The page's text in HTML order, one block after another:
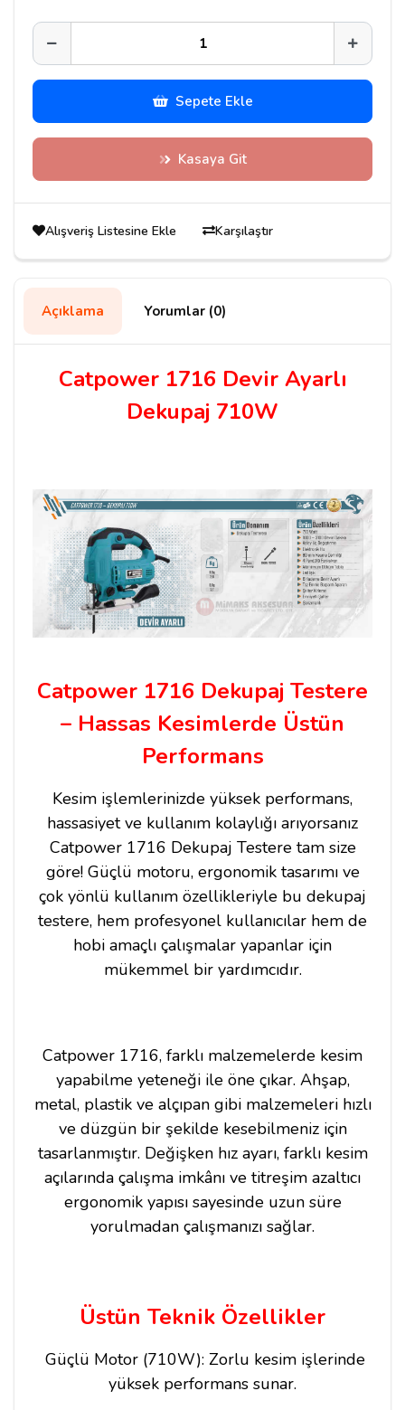
Sepete Ekle
Kasaya Git
Alışveriş Listesine Ekle Karşılaştır
Açıklama Yorumlar (0)
Catpower 1716 Devir Ayarlı
Dekupaj 710W
Catpower 1716 Dekupaj Testere
– Hassas Kesimlerde Üstün
Performans
Kesim işlemlerinizde yüksek performans,
hassasiyet ve kullanım kolaylığı arıyorsanız
Catpower 1716 Dekupaj Testere tam size
göre! Güçlü motoru, ergonomik tasarımı ve
çok yönlü kullanım özellikleriyle bu dekupaj
testere, hem profesyonel kullanıcılar hem de
hobi amaçlı çalışmalar yapanlar için
mükemmel bir yardımcıdır.
Catpower 1716, farklı malzemelerde kesim
yapabilme yeteneği ile öne çıkar. Ahşap,
metal, plastik ve alçıpan gibi malzemeleri hızlı
ve düzgün bir şekilde kesebilmeniz için
tasarlanmıştır. Değişken hız ayarı, farklı kesim
açılarında çalışma imkânı ve titreşim azaltıcı
ergonomik yapısı sayesinde uzun süre
yorulmadan çalışmanızı sağlar.
Üstün Teknik Özellikler
Güçlü Motor (710W): Zorlu kesim işlerinde
yüksek performans sunar.